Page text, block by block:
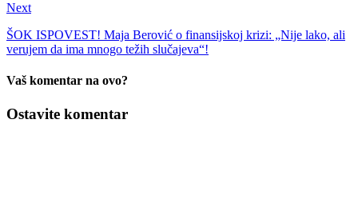
Next
ŠOK ISPOVEST! Maja Berović o finansijskoj krizi: „Nije lako, ali
verujem da ima mnogo težih slučajeva“!
Vaš komentar na ovo?
Ostavite komentar